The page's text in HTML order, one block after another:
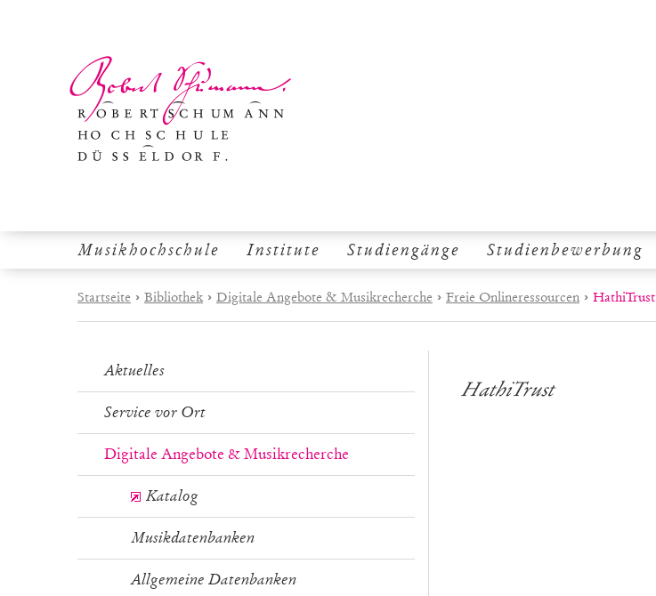
Musikhochschule Institute Studiengänge Studienbewerbung
Startseite › Bibliothek › Digitale Angebote & Musikrecherche › Freie Onlineressourcen › HathiTrust
Aktuelles
Service vor Ort
Digitale Angebote & Musikrecherche
Katalog
Musikdatenbanken
Allgemeine Datenbanken
HathiTrust